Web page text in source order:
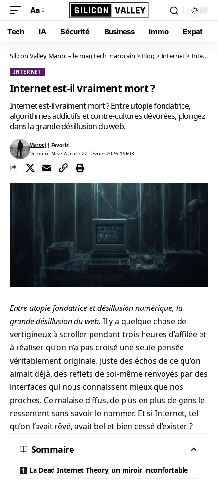
Aa
Tech IA Sécurité Business Immo Expat
Silicon Valley Maroc – le mag tech marocain > Blog >Internet>Internet est-il vraiment mort ?
INTERNET
Internet est-il vraiment mort ?
Internet est-il vraiment mort ? Entre utopie fondatrice,
algorithmes addictifs et contre-cultures dévorées, plongez
dans la grande désillusion du web.
Dernière Mise À Jour : 22 Février 2026 19h03
Maroc
Entre utopie fondatrice et désillusion numérique, la
grande désillusion du web. Il y a quelque chose de
vertigineux à scroller pendant trois heures d’affilée et
à réaliser qu’on n’a pas croisé une seule pensée
véritablement originale. Juste des échos de ce qu’on
aimait déjà, des reflets de soi-même renvoyés par des
interfaces qui nous connaissent mieux que nos
proches. Ce malaise diffus, de plus en plus de gens le
ressentent sans savoir le nommer. Et si Internet, tel
qu’on l’avait rêvé, avait bel et bien cessé d’exister ?
Sommaire
La Dead Internet Theory, un miroir inconfortable